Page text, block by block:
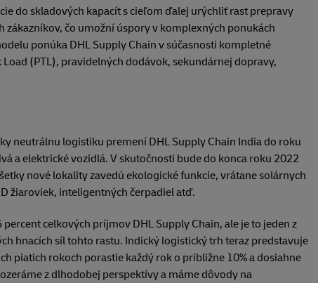
do skladových kapacít s cieľom ďalej urýchliť rast prepravy
čo umožní úspory v komplexných ponukách
ponúka DHL Supply Chain v súčasnosti kompletné
(PTL), pravidelných dodávok, sekundárnej dopravy,
neutrálnu logistiku premení DHL Supply Chain India do roku
a elektrické vozidlá. V skutočnosti bude do konca roku 2022
nové lokality zavedú ekologické funkcie, vrátane solárnych
žiaroviek, inteligentných čerpadiel atď.
celkových príjmov DHL Supply Chain, ale je to jeden z
hnacích síl tohto rastu. Indický logistický trh teraz predstavuje
piatich rokoch porastie každý rok o približne 10% a dosiahne
z dlhodobej perspektívy a máme dôvody na